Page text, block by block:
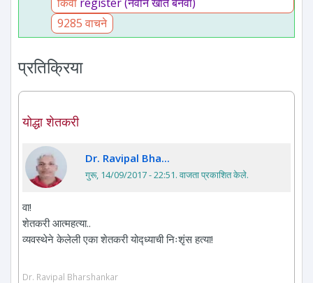
9285 वाचने
प्रतिक्रिया
योद्धा शेतकरी
Dr. Ravipal Bha...
गुरू, 14/09/2017 - 22:51. वाजता प्रकाशित केले.
वा!
शेतकरी आत्महत्या..
व्यवस्थेने केलेली एका शेतकरी योद्ध्याची निःशृंस हत्या!
Dr. Ravipal Bharshankar